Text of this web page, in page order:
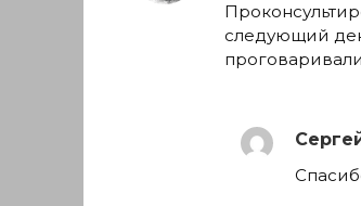
следующий